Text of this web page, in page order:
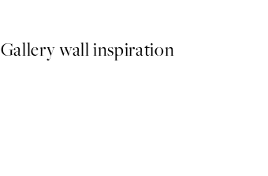
Gallery wall inspiration